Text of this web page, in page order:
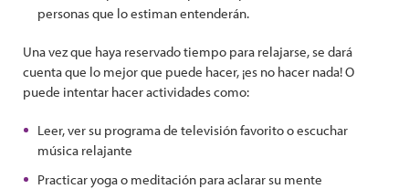
personas que lo estiman entenderán.
Una vez que haya reservado tiempo para relajarse, se dará
cuenta que lo mejor que puede hacer, ¡es no hacer nada! O
puede intentar hacer actividades como:
Leer, ver su programa de televisión favorito o escuchar
música relajante
Practicar yoga o meditación para aclarar su mente